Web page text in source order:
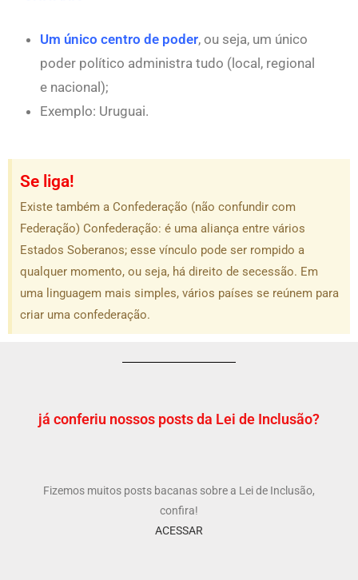
Um único centro de poder, ou seja, um único
poder político administra tudo (local, regional
e nacional);
Exemplo: Uruguai.
Se liga!
Existe também a Confederação (não confundir com
Federação) Confederação: é uma aliança entre vários
Estados Soberanos; esse vínculo pode ser rompido a
qualquer momento, ou seja, há direito de secessão. Em
uma linguagem mais simples, vários países se reúnem para
criar uma confederação.
já conferiu nossos posts da Lei de Inclusão?
Fizemos muitos posts bacanas sobre a Lei de Inclusão,
confira!
ACESSAR